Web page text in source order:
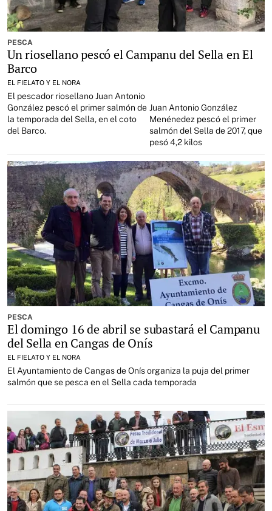
PESCA
Un riosellano pescó el Campanu del Sella en El
Barco
EL FIELATO Y EL NORA
El pescador riosellano Juan Antonio
González pescó el primer salmón de
la temporada del Sella, en el coto
del Barco.
Juan Antonio González
Menénedez pescó el primer
salmón del Sella de 2017, que
pesó 4,2 kilos
PESCA
El domingo 16 de abril se subastará el Campanu
del Sella en Cangas de Onís
EL FIELATO Y EL NORA
El Ayuntamiento de Cangas de Onís organiza la puja del primer
salmón que se pesca en el Sella cada temporada